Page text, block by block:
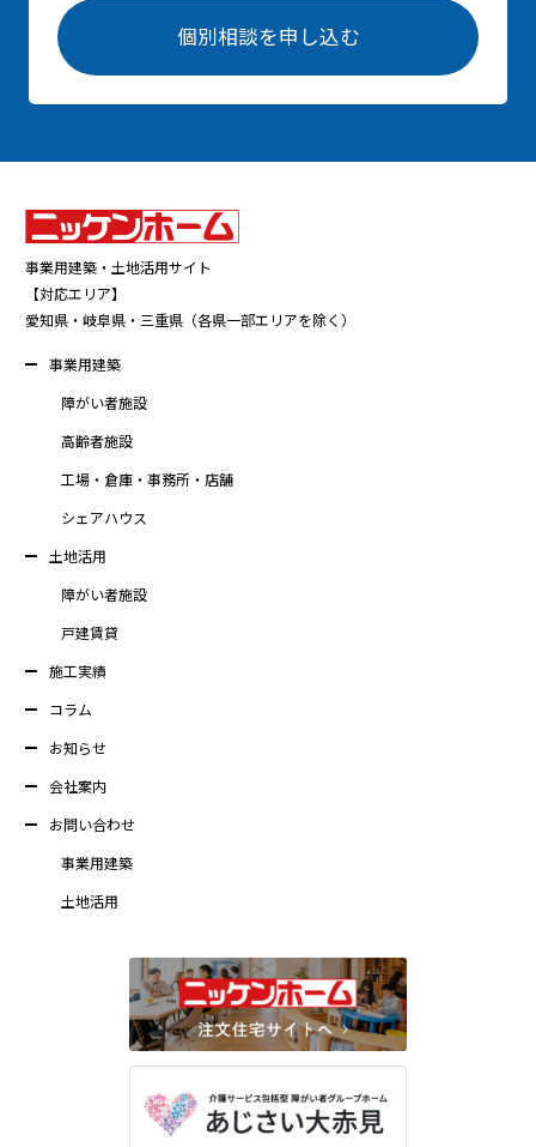
個別相談を申し込む
事業用建築・土地活用サイト
【対応エリア】
愛知県・岐阜県・三重県（各県一部エリアを除く）
事業用建築
障がい者施設
高齢者施設
工場・倉庫・事務所・店舗
シェアハウス
土地活用
障がい者施設
戸建賃貸
施工実績
コラム
お知らせ
会社案内
お問い合わせ
事業用建築
土地活用